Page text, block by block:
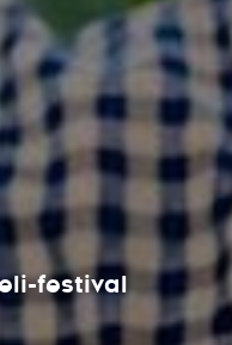
festival